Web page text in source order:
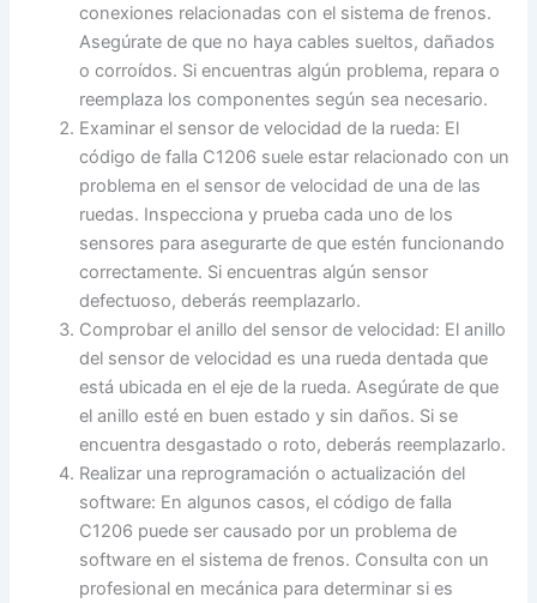
conexiones relacionadas con el sistema de frenos.
Asegúrate de que no haya cables sueltos, dañados
o corroídos. Si encuentras algún problema, repara o
reemplaza los componentes según sea necesario.
Examinar el sensor de velocidad de la rueda: El
código de falla C1206 suele estar relacionado con un
problema en el sensor de velocidad de una de las
ruedas. Inspecciona y prueba cada uno de los
sensores para asegurarte de que estén funcionando
correctamente. Si encuentras algún sensor
defectuoso, deberás reemplazarlo.
Comprobar el anillo del sensor de velocidad: El anillo
del sensor de velocidad es una rueda dentada que
está ubicada en el eje de la rueda. Asegúrate de que
el anillo esté en buen estado y sin daños. Si se
encuentra desgastado o roto, deberás reemplazarlo.
Realizar una reprogramación o actualización del
software: En algunos casos, el código de falla
C1206 puede ser causado por un problema de
software en el sistema de frenos. Consulta con un
profesional en mecánica para determinar si es